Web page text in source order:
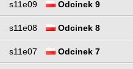
s11e09 Odcinek 9
s11e08 Odcinek 8
s11e07 Odcinek 7